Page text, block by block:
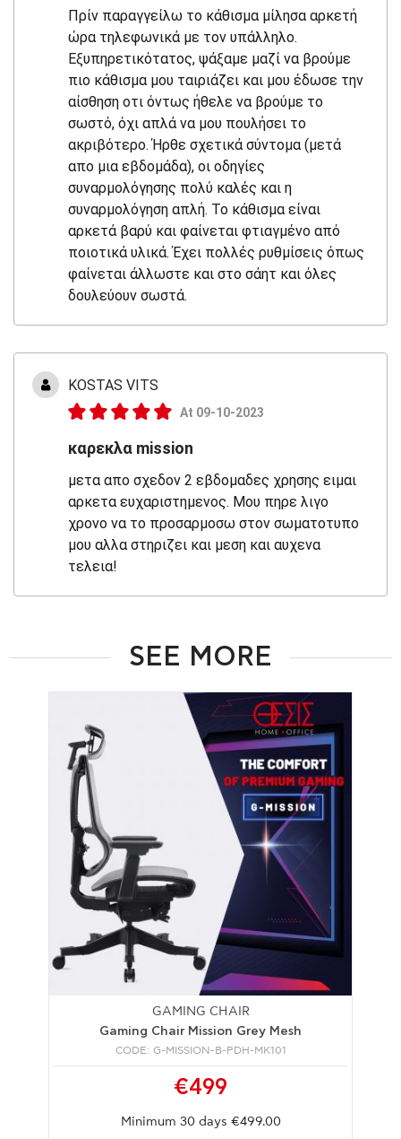
Πρίν παραγγείλω το κάθισμα μίλησα αρκετή
ώρα τηλεφωνικά με τον υπάλληλο.
Εξυπηρετικότατος, ψάξαμε μαζί να βρούμε
πιο κάθισμα μου ταιριάζει και μου έδωσε την
αίσθηση οτι όντως ήθελε να βρούμε το
σωστό, όχι απλά να μου πουλήσει το
ακριβότερο. Ήρθε σχετικά σύντομα (μετά
απο μια εβδομάδα), οι οδηγίες
συναρμολόγησης πολύ καλές και η
συναρμολόγηση απλή. Το κάθισμα είναι
αρκετά βαρύ και φαίνεται φτιαγμένο από
ποιοτικά υλικά. Έχει πολλές ρυθμίσεις όπως
φαίνεται άλλωστε και στο σάητ και όλες
δουλεύουν σωστά.
KOSTAS VITS
At 09-10-2023
καρεκλα mission
μετα απο σχεδον 2 εβδομαδες χρησης ειμαι
αρκετα ευχαριστημενος. Μου πηρε λιγο
χρονο να το προσαρμοσω στον σωματοτυπο
μου αλλα στηριζει και μεση και αυχενα
τελεια!
SEE MORE
GAMING CHAIR
Gaming Chair Mission Grey Mesh
CODE: G-MISSION-B-PDH-MK101
€499
Minimum 30 days €499.00